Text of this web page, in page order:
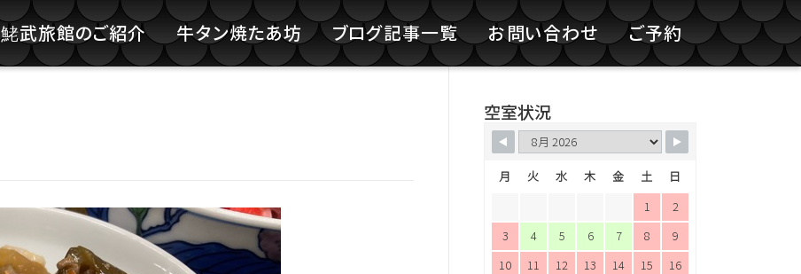
鮱武旅館のご紹介 牛タン焼たあ坊 ブログ記事一覧 お問い合わせ ご予約
空室状況
月 火 水 木 金 土
日
1
2
3
4 5 6 7 8
9
10
11 12 13 14 15
16